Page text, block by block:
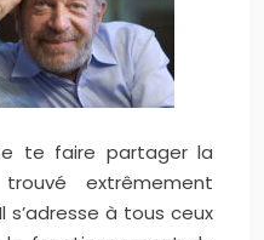
te faire partager la
extrêmement
à tous ceux